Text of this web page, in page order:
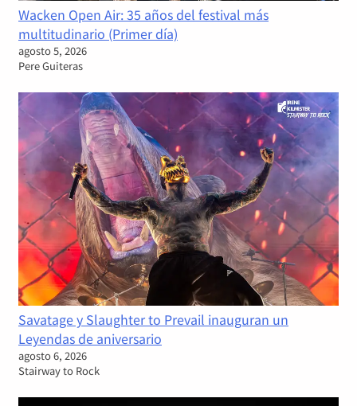
Wacken Open Air: 35 años del festival más
multitudinario (Primer día)
agosto 5, 2026
Pere Guiteras
Savatage y Slaughter to Prevail inauguran un
Leyendas de aniversario
agosto 6, 2026
Stairway to Rock